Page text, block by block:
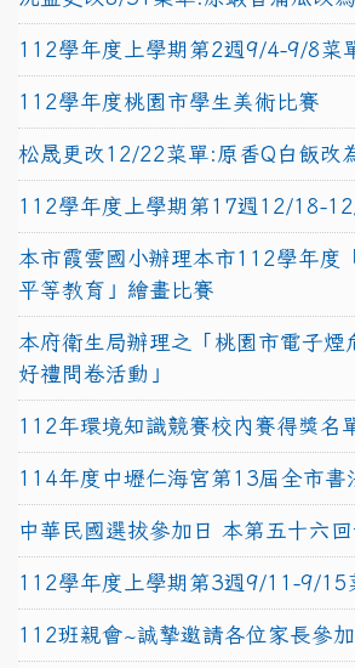
112學年度上學期第2週9/4-9/8菜
112學年度桃園市學生美術比賽
松晟更改12/22菜單:原香Q白飯改
112學年度上學期第17週12/18-
本市霞雲國小辦理本市112學年度
平等教育」繪畫比賽
本府衛生局辦理之「桃園市電子煙
好禮問卷活動」
112年環境知識競賽校內賽得獎名
114年度中壢仁海宮第13屆全市書
中華民國選拔參加日 本第五十六
112學年度上學期第3週9/11-9/15
112班親會~誠摯邀請各位家長參加